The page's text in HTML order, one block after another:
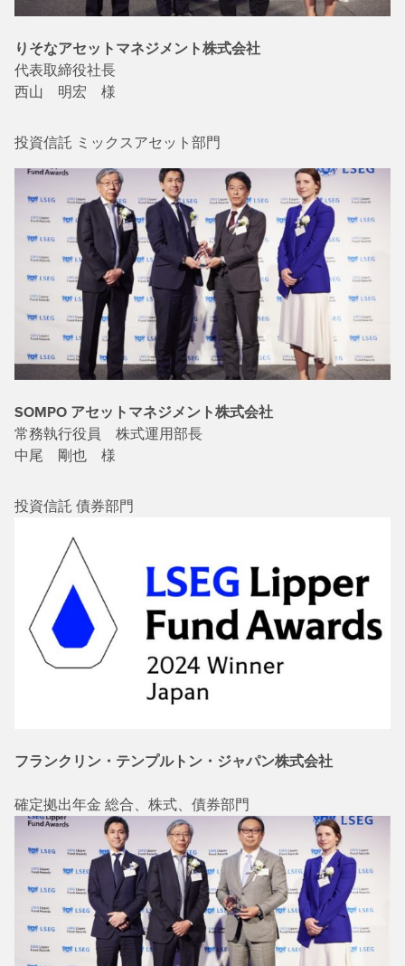
りそなアセットマネジメント株式会社
代表取締役社長
西山 明宏 様
投資信託 ミックスアセット部門
SOMPO アセットマネジメント株式会社
常務執行役員 株式運用部長
中尾 剛也 様
投資信託 債券部門
フランクリン・テンプルトン・ジャパン株式会社
確定拠出年金 総合、株式、債券部門